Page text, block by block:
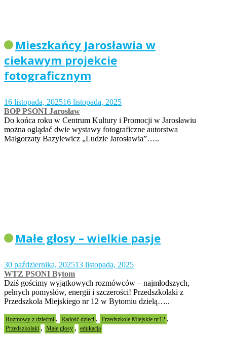
Mieszkańcy Jarosławia w
ciekawym projekcie
fotograficznym
16 listopada, 202516 listopada, 2025
BOP PSONI Jarosław
Do końca roku w Centrum Kultury i Promocji w Jarosławiu
można oglądać dwie wystawy fotograficzne autorstwa
Małgorzaty Bazylewicz „Ludzie Jarosławia”…..
Małe głosy – wielkie pasje
30 października, 202513 listopada, 2025
WTZ PSONI Bytom
Dziś gościmy wyjątkowych rozmówców – najmłodszych,
pełnych pomysłów, energii i szczerości! Przedszkolaki z
Przedszkola Miejskiego nr 12 w Bytomiu dzielą…..
Rozmowy z dziećmi , Radość dzieci , Przedszkole Miejskie nr12 ,
Przedszkolaki , Małe głosy , edukacja